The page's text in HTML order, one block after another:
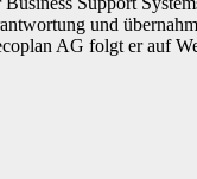
und
AG folgt er auf